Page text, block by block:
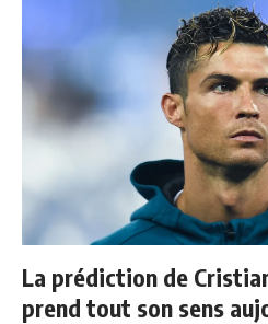
La prédiction de
prend tout son sens